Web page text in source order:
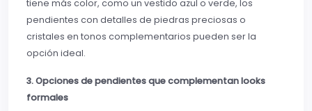
tiene más color, como un vestido azul o verde, los
pendientes con detalles de piedras preciosas o
cristales en tonos complementarios pueden ser la
opción ideal.
3. Opciones de pendientes que complementan looks
formales